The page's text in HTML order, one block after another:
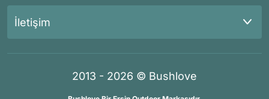
İletişim
2013 - 2026 © Bushlove